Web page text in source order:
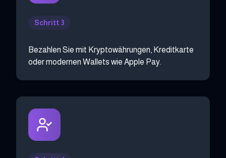
Schritt 3
Bezahlen Sie mit Kryptowährungen, Kreditkarte
oder modernen Wallets wie Apple Pay.